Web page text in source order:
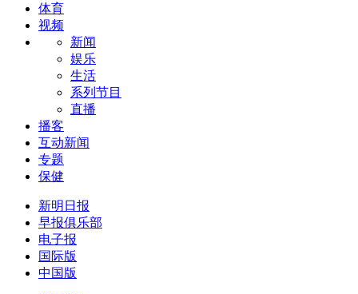
体育
视频
新闻
娱乐
生活
系列节目
直播
播客
互动新闻
专题
保健
新明日报
早报俱乐部
电子报
国际版
中国版